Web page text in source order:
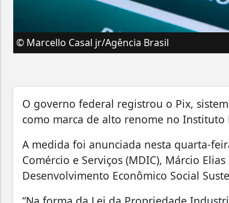
© Marcello Casal jr/Agência Brasil
O governo federal registrou o Pix,
como marca de alto renome no
A medida foi anunciada nesta quarta-
Comércio e Serviços (MDIC), Márcio
Desenvolvimento Econômico Social